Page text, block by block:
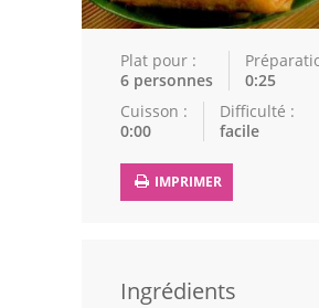
Cuisine Libanaise
Articles
Actualités
Leçons de cuisine
Chefs
Plat pour :
6 personnes
0:25
Cuisson :
0:00
Difficulté :
facile
IMPRIMER
Ingrédients